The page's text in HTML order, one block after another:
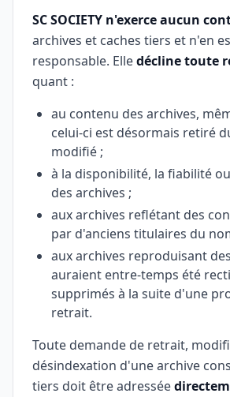
SC SOCIETY n'exerce aucun
archives et caches tiers et n'en
responsable. Elledécline toute
quant :
au contenu des archives,
celui-ci est désormais retiré
modifié ;
à la disponibilité, la fiabilité
des archives ;
aux archives reflétant des
par d'anciens titulaires du
aux archives reproduisant
auraient entre-temps été
supprimés à la suite d'une
retrait.
Toute demande de retrait,
désindexation d'une archive
tiers doit être adressée